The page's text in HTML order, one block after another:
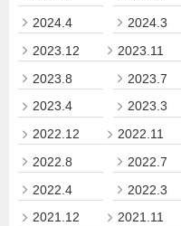
2024.4
2024.3
2023.12
2023.11
2023.8
2023.7
2023.4
2023.3
2022.12
2022.11
2022.8
2022.7
2022.4
2022.3
2021.12
2021.11